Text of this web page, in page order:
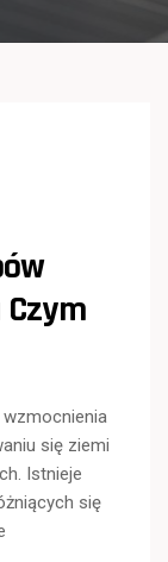
wzmocnienia
się ziemi
Istnieje
się